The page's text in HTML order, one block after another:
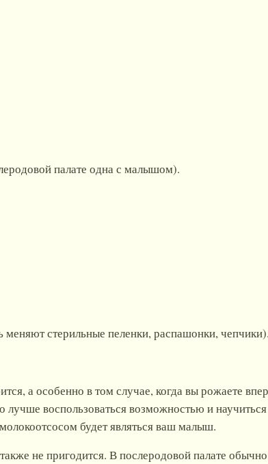
палате одна с малышом).
стерильные пеленки, распашонки, чепчики).
а особенно в том случае, когда вы рожаете
лучше воспользоваться возможностью и
будет являться ваш малыш.
не пригодится. В послеродовой палате обычно